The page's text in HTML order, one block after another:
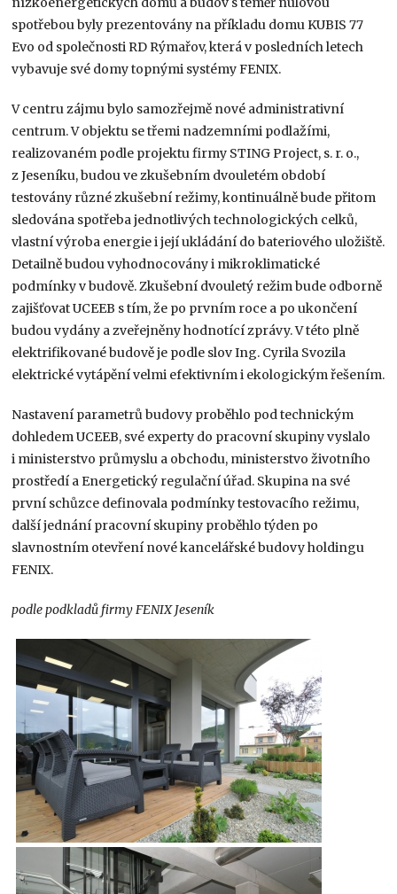
spotřebou byly prezentovány na příkladu domu KUBIS 77
Evo od společnosti RD Rýmařov, která v posledních letech
vybavuje své domy topnými systémy FENIX.
V centru zájmu bylo samozřejmě nové administrativní
centrum. V objektu se třemi nadzemními podlažími,
realizovaném podle projektu firmy STING Project, s. r. o.,
z Jeseníku, budou ve zkušebním dvouletém období
testovány různé zkušební režimy, kontinuálně bude přitom
sledována spotřeba jednotlivých technologických celků,
vlastní výroba energie i její ukládání do bateriového uložiště.
Detailně budou vyhodnocovány i mikroklimatické
podmínky v budově. Zkušební dvouletý režim bude odborně
zajišťovat UCEEB s tím, že po prvním roce a po ukončení
budou vydány a zveřejněny hodnotící zprávy. V této plně
elektrifikované budově je podle slov Ing. Cyrila Svozila
elektrické vytápění velmi efektivním i ekologickým řešením.
Nastavení parametrů budovy proběhlo pod technickým
dohledem UCEEB, své experty do pracovní skupiny vyslalo
i ministerstvo průmyslu a obchodu, ministerstvo životního
prostředí a Energetický regulační úřad. Skupina na své
první schůzce definovala podmínky testovacího režimu,
další jednání pracovní skupiny proběhlo týden po
slavnostním otevření nové kancelářské budovy holdingu
FENIX.
podle podkladů firmy FENIX Jeseník